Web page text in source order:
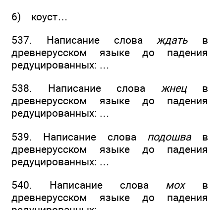
6) коуст…
537. Написание слова ждать в
древнерусском языке до падения
редуцированных: …
538. Написание слова жнецв
древнерусском языке до падения
редуцированных: …
539. Написание слова подошвав
древнерусском языке до падения
редуцированных: …
540. Написание слова мохв
древнерусском языке до падения